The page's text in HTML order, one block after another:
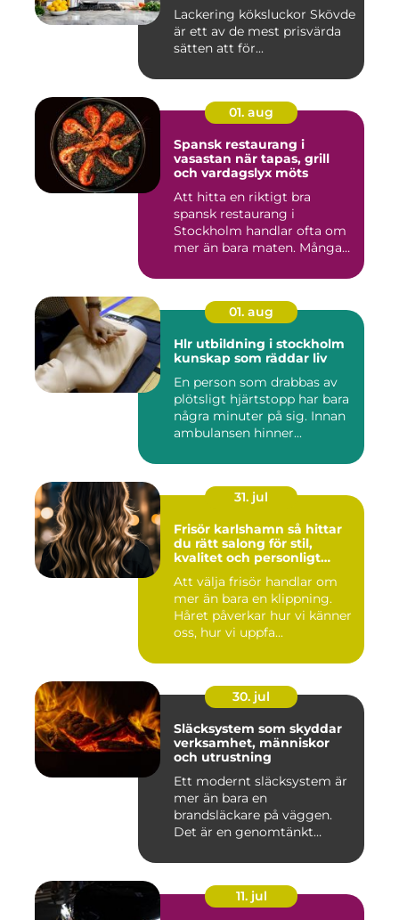
Lackering köksluckor Skövde
är ett av de mest prisvärda
sätten att för...
01. aug
Spansk restaurang i
vasastan när tapas, grill
och vardagslyx möts
Att hitta en riktigt bra
spansk restaurang i
Stockholm handlar ofta om
mer än bara maten. Många
01. aug
Hlr utbildning i stockholm
kunskap som räddar liv
En person som drabbas av
plötsligt hjärtstopp har bara
några minuter på sig. Innan
ambulansen hinner...
31. jul
Frisör karlshamn så hittar
du rätt salong för stil,
kvalitet och personligt
Att välja frisör handlar om
mer än bara en klippning.
Håret påverkar hur vi känner
oss, hur vi uppfa...
30. jul
Släcksystem som skyddar
verksamhet, människor
och utrustning
Ett modernt släcksystem är
mer än bara en
brandsläckare på väggen.
Det är en genomtänkt
11. jul